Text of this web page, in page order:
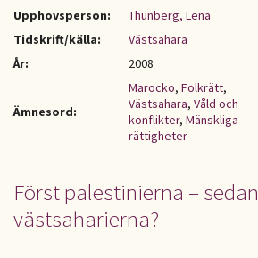
Upphovsperson:
Thunberg, Lena
Tidskrift/källa:
Västsahara
År:
2008
Ämnesord:
Marocko, Folkrätt,
Västsahara, Våld och
konflikter, Mänskliga
rättigheter
Först palestinierna – sedan
västsaharierna?